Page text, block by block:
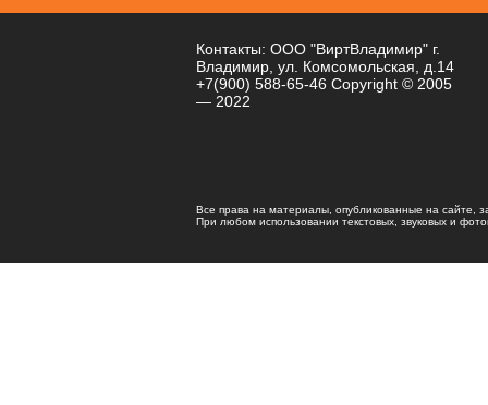
Контакты: ООО "ВиртВладимир" г.
Владимир, ул. Комсомольская, д.14
+7(900) 588-65-46 Copyright © 2005
— 2022
Все права на материалы, опубликованные на сайте,
При любом использовании текстовых, звуковых и